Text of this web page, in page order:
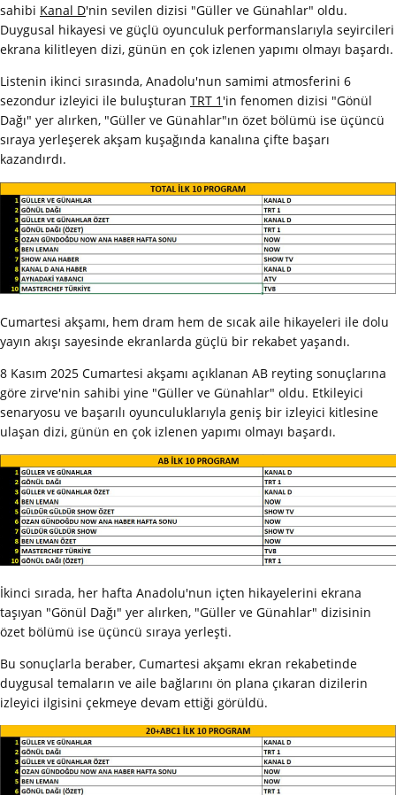
sahibi Kanal D'nin sevilen dizisi "Güller ve Günahlar" oldu.
Duygusal hikayesi ve güçlü oyunculuk performanslarıyla seyircileri
ekrana kilitleyen dizi, günün en çok izlenen yapımı olmayı başardı.
Listenin ikinci sırasında, Anadolu'nun samimi atmosferini 6
sezondur izleyici ile buluşturan TRT 1 'in fenomen dizisi "Gönül
Dağı" yer alırken, "Güller ve Günahlar"ın özet bölümü ise üçüncü
sıraya yerleşerek akşam kuşağında kanalına çifte başarı
kazandırdı.
Cumartesi akşamı, hem dram hem de sıcak aile hikayeleri ile dolu
yayın akışı sayesinde ekranlarda güçlü bir rekabet yaşandı.
8 Kasım 2025 Cumartesi akşamı açıklanan AB reyting sonuçlarına
göre zirve'nin sahibi yine "Güller ve Günahlar" oldu. Etkileyici
senaryosu ve başarılı oyunculuklarıyla geniş bir izleyici kitlesine
ulaşan dizi, günün en çok izlenen yapımı olmayı başardı.
İkinci sırada, her hafta Anadolu'nun içten hikayelerini ekrana
taşıyan "Gönül Dağı" yer alırken, "Güller ve Günahlar" dizisinin
özet bölümü ise üçüncü sıraya yerleşti.
Bu sonuçlarla beraber, Cumartesi akşamı ekran rekabetinde
duygusal temaların ve aile bağlarını ön plana çıkaran dizilerin
izleyici ilgisini çekmeye devam ettiği görüldü.